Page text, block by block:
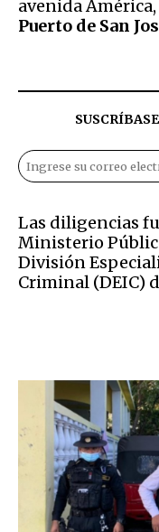
avenida
Puerto de San
Las diligencias
Ministerio
División
Criminal (DEIC)